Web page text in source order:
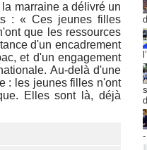
marraine a délivré un
: « Ces jeunes filles
que les ressources
d'un encadrement
et d'un engagement
Au-delà d'une
: les jeunes filles n'ont
Elles sont là, déjà